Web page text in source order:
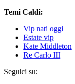
Temi Caldi:
Vip nati oggi
Estate vip
Kate Middleton
Re Carlo III
Seguici su: